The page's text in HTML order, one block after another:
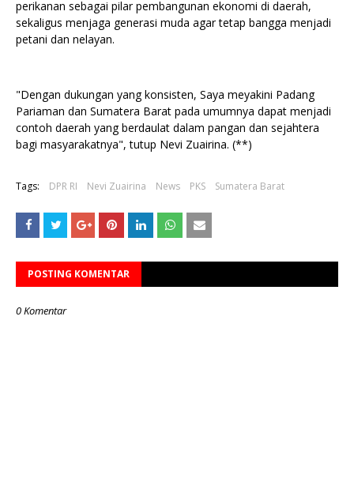
perikanan sebagai pilar pembangunan ekonomi di daerah,
sekaligus menjaga generasi muda agar tetap bangga menjadi
petani dan nelayan.
"Dengan dukungan yang konsisten, Saya meyakini Padang
Pariaman dan Sumatera Barat pada umumnya dapat menjadi
contoh daerah yang berdaulat dalam pangan dan sejahtera
bagi masyarakatnya", tutup Nevi Zuairina. (**)
Tags: DPR RI Nevi Zuairina News PKS Sumatera Barat
POSTING KOMENTAR
0 Komentar